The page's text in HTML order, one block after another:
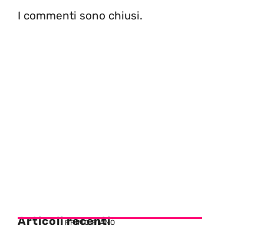
I commenti sono chiusi.
Articoli recenti
PRIMO PIANO